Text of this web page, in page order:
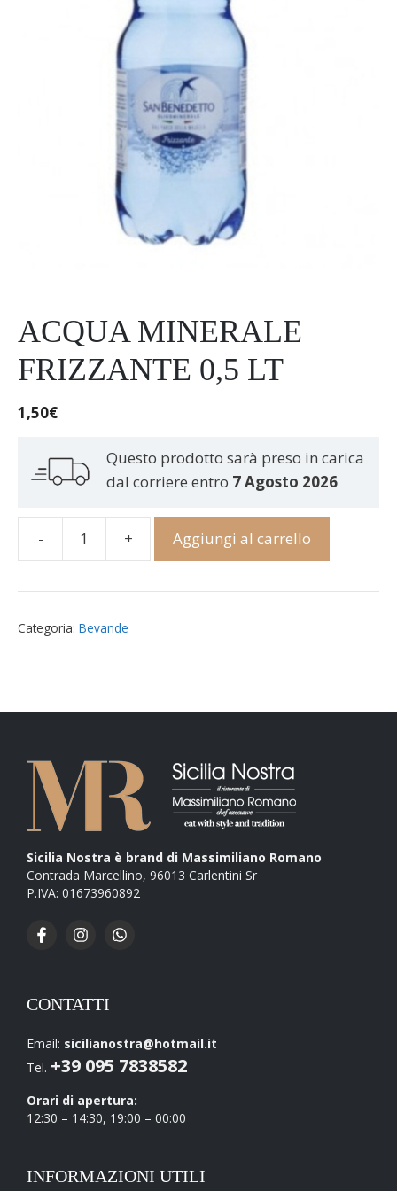
ACQUA MINERALE
FRIZZANTE 0,5 LT
1,50€
Questo prodotto sarà preso in carica
dal corriere entro 7 Agosto 2026
-
Acqua
frizzante
+ Aggiungi al carrello
Categoria: Bevande
Sicilia Nostra è brand di Massimiliano Romano
Contrada Marcellino, 96013 Carlentini Sr
P.IVA: 01673960892
CONTATTI
Email: sicilianostra@hotmail.it
Tel. +39 095 7838582
Orari di apertura:
12:30 – 14:30, 19:00 – 00:00
INFORMAZIONI UTILI